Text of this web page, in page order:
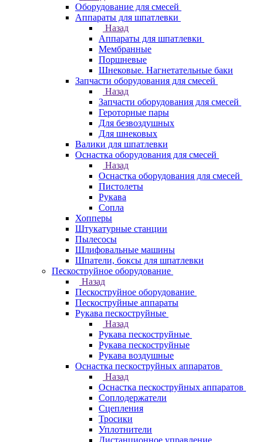
Оборудование для смесей
Аппараты для шпатлевки
Назад
Аппараты для шпатлевки
Мембранные
Поршневые
Шнековые. Нагнетательные баки
Запчасти оборудования для смесей
Назад
Запчасти оборудования для смесей
Героторные пары
Для безвоздушных
Для шнековых
Валики для шпатлевки
Оснастка оборудования для смесей
Назад
Оснастка оборудования для смесей
Пистолеты
Рукава
Сопла
Хопперы
Штукатурные станции
Пылесосы
Шлифовальные машины
Шпатели, боксы для шпатлевки
Пескоструйное оборудование
Назад
Пескоструйное оборудование
Пескоструйные аппараты
Рукава пескоструйные
Назад
Рукава пескоструйные
Рукава пескоструйные
Рукава воздушные
Оснастка пескоструйных аппаратов
Назад
Оснастка пескоструйных аппаратов
Соплодержатели
Сцепления
Тросики
Уплотнители
Дистанционное управление